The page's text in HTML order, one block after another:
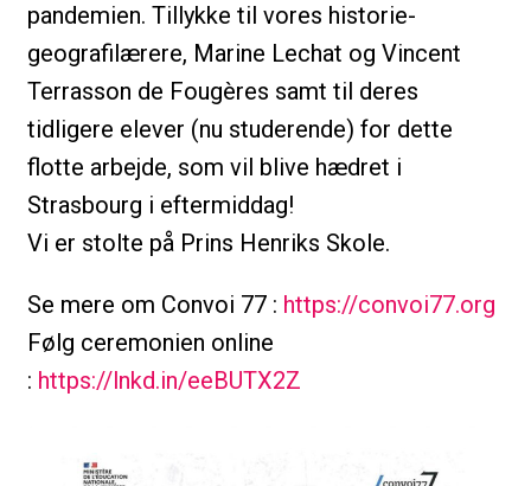
pandemien. Tillykke til vores historie-
geografilærere, Marine Lechat og Vincent
Terrasson de Fougères samt til deres
tidligere elever (nu studerende) for dette
flotte arbejde, som vil blive hædret i
Strasbourg i eftermiddag!
Vi er stolte på Prins Henriks Skole.
Se mere om Convoi 77 : https://convoi77.org
Følg ceremonien online
: https://lnkd.in/eeBUTX2Z